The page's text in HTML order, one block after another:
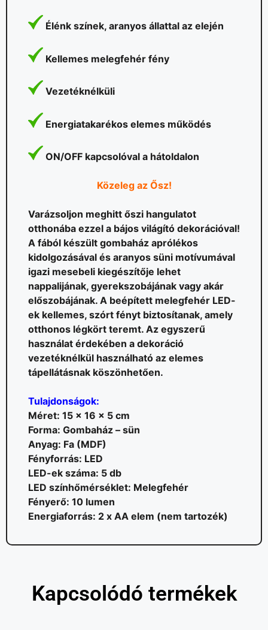
Élénk színek, aranyos állattal az elején
Kellemes melegfehér fény
Vezetéknélküli
Energiatakarékos elemes működés
ON/OFF kapcsolóval a hátoldalon
Közeleg az Ősz!
Varázsoljon meghitt őszi hangulatot
otthonába ezzel a bájos világító dekorációval!
A fából készült gombaház aprólékos
kidolgozásával és aranyos süni motívumával
igazi mesebeli kiegészítője lehet
nappalijának, gyerekszobájának vagy akár
előszobájának. A beépített melegfehér LED-
ek kellemes, szórt fényt biztosítanak, amely
otthonos légkört teremt. Az egyszerű
használat érdekében a dekoráció
vezetéknélkül használható az elemes
tápellátásnak köszönhetően.
Tulajdonságok:
Méret: 15 x 16 x 5 cm
Forma: Gombaház – sün
Anyag: Fa (MDF)
Fényforrás: LED
LED-ek száma: 5 db
LED színhőmérséklet: Melegfehér
Fényerő: 10 lumen
Energiaforrás: 2 x AA elem (nem tartozék)
Kapcsolódó termékek